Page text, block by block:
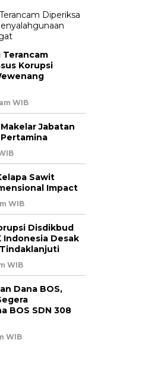
Terancam
Korupsi
WIB
Jabatan
Sawit
Impact
WIB
Disdikbud
Indonesia Desak
WIB
Dana BOS,
BOS SDN 308
WIB